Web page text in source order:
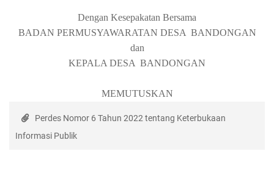
Dengan Kesepakatan Bersama
BADAN PERMUSYAWARATAN DESA BANDONGAN
dan
KEPALA DESA BANDONGAN
MEMUTUSKAN
Perdes Nomor 6 Tahun 2022 tentang Keterbukaan
Informasi Publik